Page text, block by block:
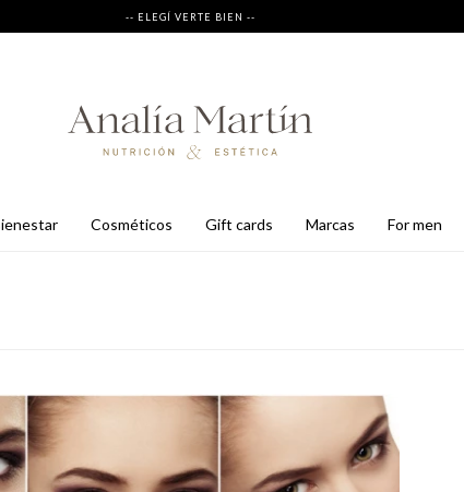
-- ELEGÍ VERTE BIEN --
bienestar cosméticos gift cards marcas for men